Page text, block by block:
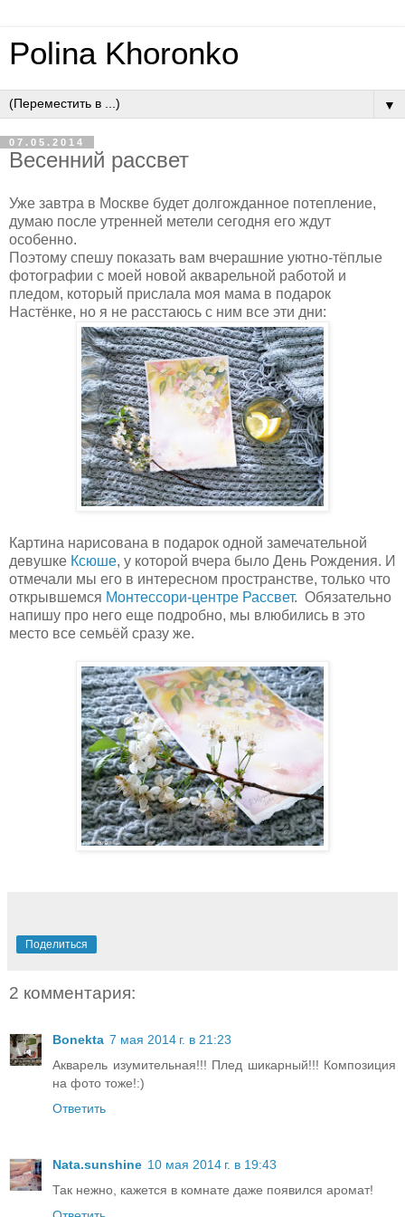
Polina Khoronko
▼
07.05.2014
Весенний рассвет
Уже завтра в Москве будет долгожданное потепление,
думаю после утренней метели сегодня его ждут
особенно.
Поэтому спешу показать вам вчерашние уютно-тёплые
фотографии с моей новой акварельной работой и
пледом, который прислала моя мама в подарок
Настёнке, но я не расстаюсь с ним все эти дни:
Картина нарисована в подарок одной замечательной
девушке Ксюше, у которой вчера было День Рождения. И
отмечали мы его в интересном пространстве, только что
открывшемся Монтессори-центре Рассвет. Обязательно
напишу про него еще подробно, мы влюбились в это
место все семьёй сразу же.
Поделиться
2 комментария:
Bonekta 7 мая 2014 г. в 21:23
Акварель изумительная!!! Плед шикарный!!! Композиция
на фото тоже!:)
Ответить
Nata.sunshine 10 мая 2014 г. в 19:43
Так нежно, кажется в комнате даже появился аромат!